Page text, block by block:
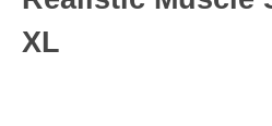
XL